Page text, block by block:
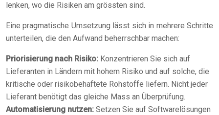
lenken, wo die Risiken am grössten sind.
Eine pragmatische Umsetzung lässt sich in mehrere Schritte
unterteilen, die den Aufwand beherrschbar machen:
Priorisierung nach Risiko: Konzentrieren Sie sich auf
Lieferanten in Ländern mit hohem Risiko und auf solche, die
kritische oder risikobehaftete Rohstoffe liefern. Nicht jeder
Lieferant benötigt das gleiche Mass an Überprüfung.
Automatisierung nutzen: Setzen Sie auf Softwarelösungen